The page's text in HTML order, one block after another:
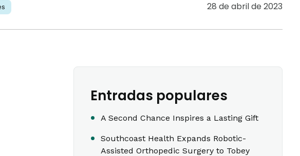
28 de abril de 2023
Entradas populares
A Second Chance Inspires a Lasting Gift
Southcoast Health Expands Robotic-
Assisted Orthopedic Surgery to Tobey